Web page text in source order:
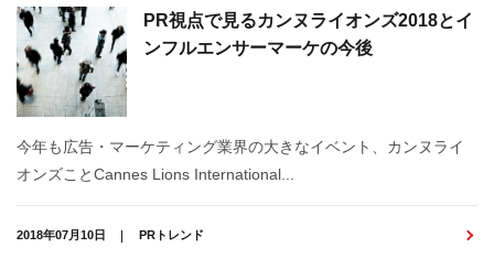
PR視点で見るカンヌライオンズ2018とイ
ンフルエンサーマーケの今後
今年も広告・マーケティング業界の大きなイベント、カンヌライ
オンズことCannes Lions International...
2018年07月10日 PRトレンド